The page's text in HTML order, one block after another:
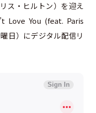
ス・ヒルトン）を迎え
Love You (feat. Paris
日）にデジタル配信リ